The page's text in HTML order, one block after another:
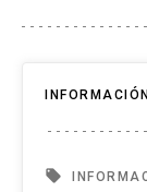
INFORMACIÓN
local_offer